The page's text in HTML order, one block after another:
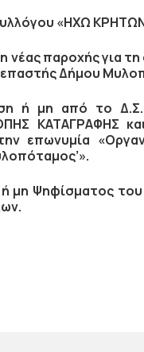
«ΗΧΩ
νέας παροχής για
Δήμου
ή μη από το
ΚΑΤΑΓΡΑΦΗΣ
επωνυμία
μη Ψηφίσματος